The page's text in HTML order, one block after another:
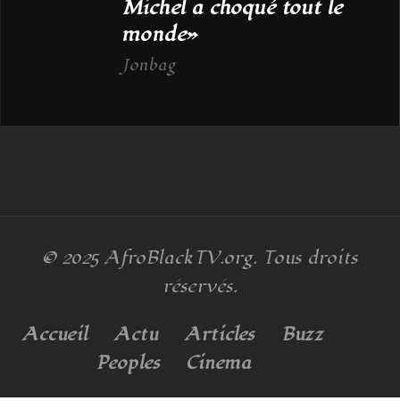
Michel a choqué tout le
monde»
Jonbag
© 2025 AfroBlackTV.org. Tous droits
réservés.
Accueil Actu Articles
Buzz
Peoples
Cinema